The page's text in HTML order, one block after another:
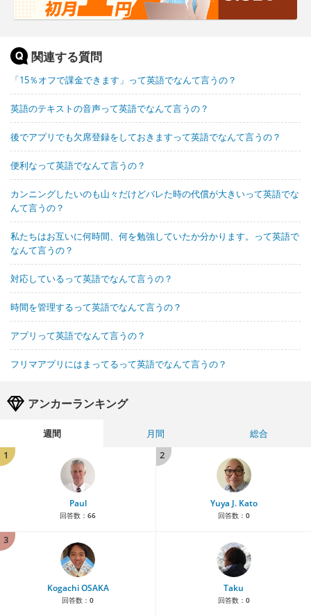
関連する質問
「15％オフで課金できます」って英語でなんて言うの？
英語のテキストの音声って英語でなんて言うの？
後でアプリでも欠席登録をしておきますって英語でなんて言うの？
便利なって英語でなんて言うの？
カンニングしたいのも山々だけどバレた時の代償が大きいって英語でな
んて言うの？
私たちはお互いに何時間、何を勉強していたか分かります。って英語で
なんて言うの？
対応しているって英語でなんて言うの？
時間を管理するって英語でなんて言うの？
アプリって英語でなんて言うの？
フリマアプリにはまってるって英語でなんて言うの？
アンカーランキング
週間 月間
総合
1
Paul
回答数： 66
2
Yuya J. Kato
回答数： 0
3
Kogachi OSAKA
回答数： 0
Taku
回答数： 0